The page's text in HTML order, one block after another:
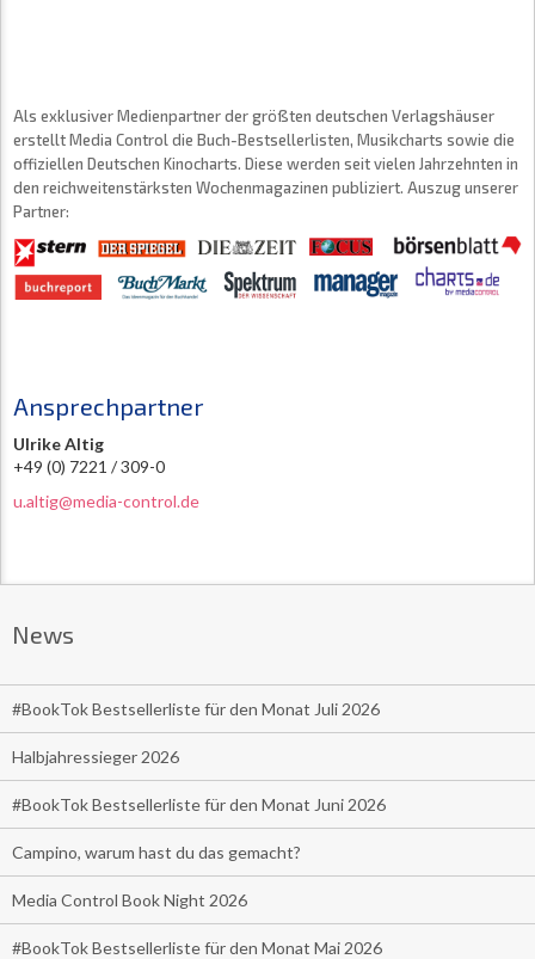
Als exklusiver Medienpartner der größten deutschen Verlagshäuser
erstellt Media Control die Buch-Bestsellerlisten, Musikcharts sowie die
offiziellen Deutschen Kinocharts. Diese werden seit vielen Jahrzehnten in
den reichweitenstärksten Wochenmagazinen publiziert. Auszug unserer
Partner:
Ansprechpartner
Ulrike Altig
+49 (0) 7221 / 309-0
u.altig@media-control.de
News
#BookTok Bestsellerliste für den Monat Juli 2026
Halbjahressieger 2026
#BookTok Bestsellerliste für den Monat Juni 2026
Campino, warum hast du das gemacht?
Media Control Book Night 2026
#BookTok Bestsellerliste für den Monat Mai 2026